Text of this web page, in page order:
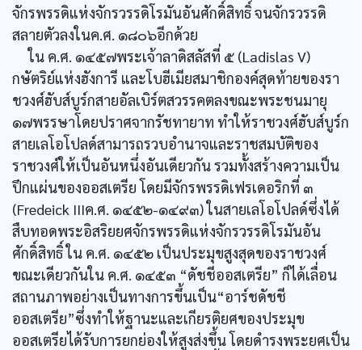
จักรพรรดิแห่งจักรวรรดิโรมันอันศักดิ์สิทธิ์ จนจักรวรรดิ
สลายตัวลงในค.ศ. ๑๘๐๖อีกด้วย
ใน ค.ศ. ๑๔๕๗พระเจ้าลาดิสลัสที่ ๕ (Ladislas V)
กษัตริย์แห่งฮังการี และโบฮีเมียสมาชิกองค์สุดท้ายของรา
ชวงศ์ฮับส์บูร์กสายอัลเบิร์ตสวรรคตลงขณะพระชนมายุ
๑๗พรรษาโดยปราศจากรัชทายาท ทำให้ราชวงศ์ฮับส์บูร์ก
สายเลโอโปลด์สามารถรวบอำนาจและราชสมบัติของ
ราชวงศ์ให้เป็นอันหนึ่งอันเดียวกัน รวมทั้งสร้างความเป็น
ปึกแผ่นของออสเตรีย โดยมีจักรพรรดิเฟรเดอริกที่ ๓
(Fredeick IIIค.ศ. ๑๔๕๒-๑๔๙๓) ในสายเลโอโปลด์ซึ่งได้
สืบทอดพระอิสริยยศจักรพรรดิแห่งจักรวรรดิโรมันอัน
ศักดิ์สิทธิ์ ใน ค.ศ. ๑๔๕๒ เป็นประมุขสูงสุดของราชวงศ์
ขณะเดียวกันใน ค.ศ. ๑๔๕๓ “ดัชชีออสเตรีย” ก็ได้เลื่อน
สถานภาพอย่างเป็นทางการขึ้นเป็น“อาร์ชดัชชี
ออสเตรีย”ซึ่งทำให้ฐานะและเกียรติยศของประมุข
ออสเตรียได้รับการยกย่องให้สูงส่งขึ้น โดยดำรงพระยศเป็น